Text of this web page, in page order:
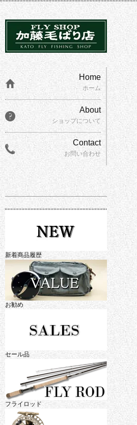
Home
ホーム
About
ショップについて
Contact
お問い合わせ
新着商品履歴
お勧め
セール品
フライロッド